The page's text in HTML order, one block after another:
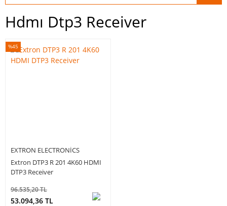
Hdmı Dtp3 Receiver
EXTRON ELECTRONICS
Extron DTP3 R 201 4K60 HDMI
DTP3 Receiver
%45
96.535,20 TL
53.094,36 TL